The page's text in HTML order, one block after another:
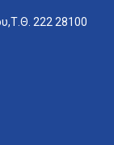
222 28100